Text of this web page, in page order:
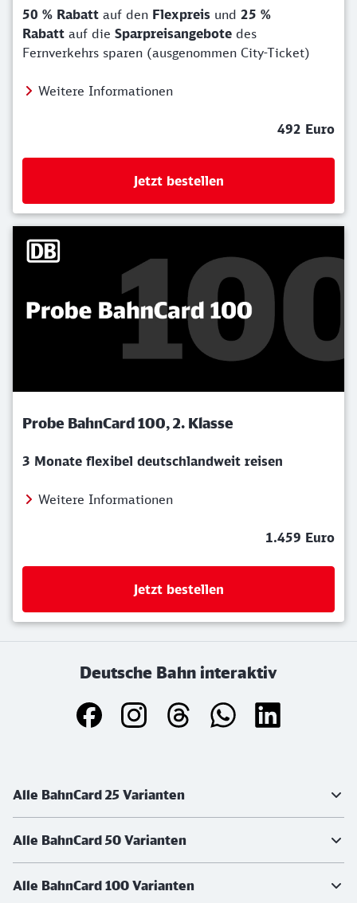
50 % Rabatt auf den Flexpreis und 25 %
Rabatt auf die Sparpreisangebote des
Fernverkehrs sparen (ausgenommen City-Ticket)
Weitere Informationen
492 Euro
Jetzt bestellen
Probe BahnCard 100, 2. Klasse
3 Monate flexibel deutschlandweit reisen
Weitere Informationen
1.459 Euro
Jetzt bestellen
Deutsche Bahn interaktiv
Alle BahnCard 25 Varianten
Alle BahnCard 50 Varianten
Alle BahnCard 100 Varianten